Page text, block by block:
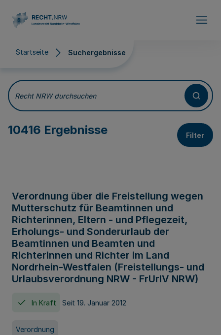
Startseite Suchergebnisse
Suchergebnisse
Recht NRW durchsuchen
10416 Ergebnisse Filter
Verordnung über die Freistellung wegen
Mutterschutz für Beamtinnen und
Richterinnen, Eltern - und Pflegezeit,
Erholungs- und Sonderurlaub der
Beamtinnen und Beamten und
Richterinnen und Richter im Land
Nordrhein-Westfalen (Freistellungs- und
Urlaubsverordnung NRW - FrUrlV NRW)
In Kraft Seit 19. Januar 2012
Verordnung